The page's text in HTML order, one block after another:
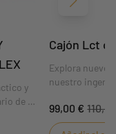
y
de la
Cajón Lct
Explora
nuestro
de la colección
atención al
99,00 €